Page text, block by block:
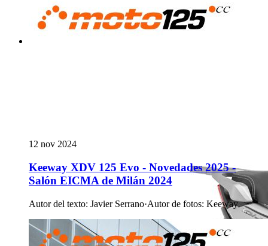
12 nov 2024
Keeway XDV 125 Evo - Novedades 2025 -
Salón EICMA de Milán 2024
Autor del texto: Javier Serrano·Autor de fotos: Keeway